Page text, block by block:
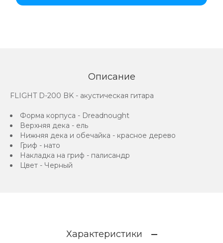
Описание
FLIGHT D-200 BK - акустическая гитара
Форма корпуса - Dreadnought
Верхняя дека - ель
Нижняя дека и обечайка - красное дерево
Гриф - нато
Накладка на гриф - палисандр
Цвет - Черный
Характеристики